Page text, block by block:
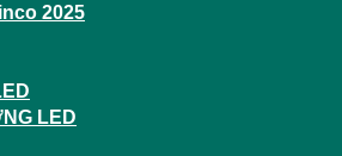
2025
LED